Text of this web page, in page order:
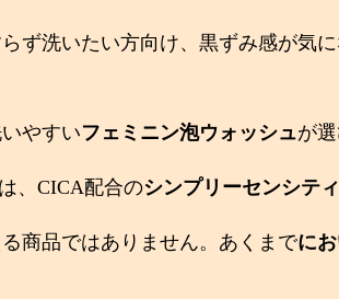
ず洗いたい方向け、黒ずみ感が気
やすいフェミニン泡ウォッシュが
、CICA配合のシンプリーセンシテ
商品ではありません。あくまでに